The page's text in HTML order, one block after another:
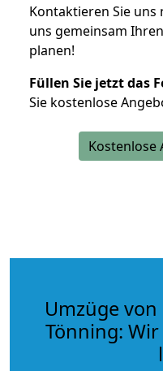
Kontaktieren Sie uns
uns gemeinsam
planen!
Füllen Sie jetzt das
Sie kostenlose
Kostenlose
Umzüge
Tönning: